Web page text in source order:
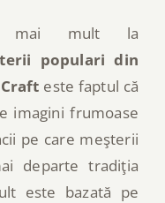
mai mult la
populari din
este faptul că
imagini frumoase
pe care meşterii
departe tradiţia
este bazată pe